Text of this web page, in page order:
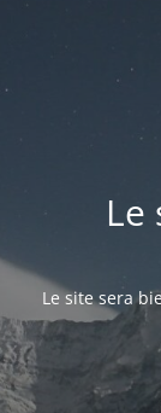
Le
Le site sera